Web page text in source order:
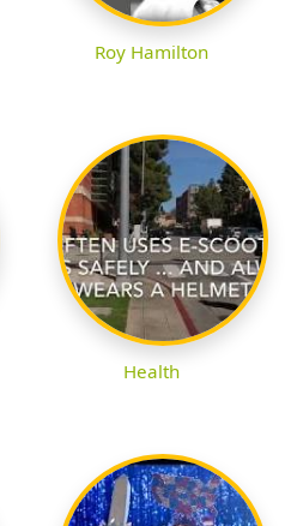
Roy Hamilton
Health